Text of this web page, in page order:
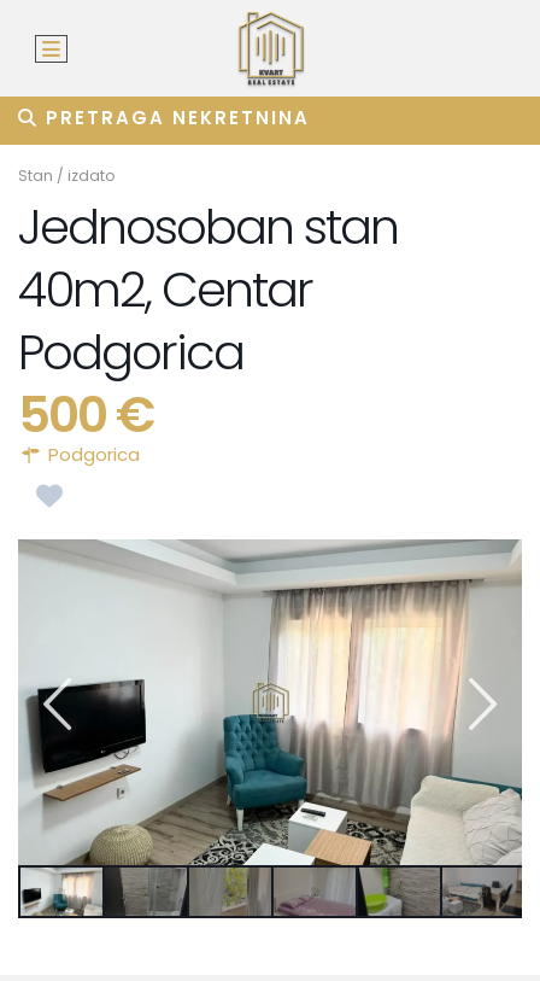
PRETRAGA NEKRETNINA
Stan / izdato
Jednosoban stan
40m2, Centar
Podgorica
500 €
Podgorica